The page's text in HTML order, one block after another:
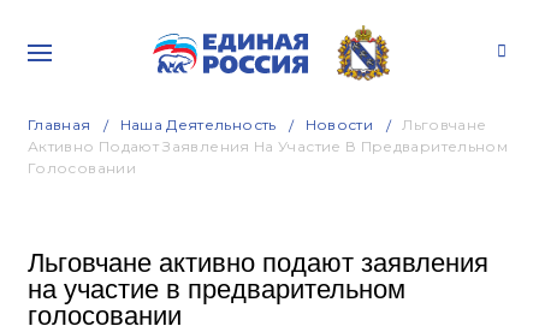
Главная Наша Деятельность Новости
Льговчане
Активно Подают Заявления На Участие В Предварительном
Голосовании
Льговчане активно подают заявления
на участие в предварительном
голосовании